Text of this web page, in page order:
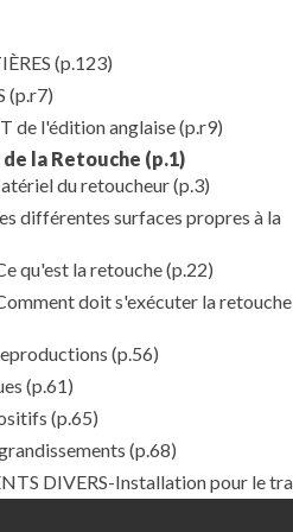
(p.123)
(p.r7)
de l'édition anglaise(p.r9)
la Retouche (p.1)
du retoucheur(p.3)
différentes surfaces propres à la
qu'est la retouche(p.22)
doit s'exécuter la retouche
(p.56)
(p.61)
(p.65)
(p.68)
DIVERS-Installation pour le